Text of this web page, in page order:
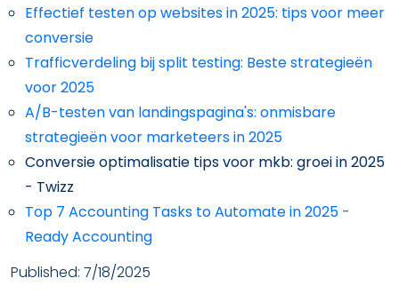
Effectief testen op websites in 2025: tips voor meer
conversie
Trafficverdeling bij split testing: Beste strategieën
voor 2025
A/B-testen van landingspagina's: onmisbare
strategieën voor marketeers in 2025
Conversie optimalisatie tips voor mkb: groei in 2025
- Twizz
Top 7 Accounting Tasks to Automate in 2025 -
Ready Accounting
Published: 7/18/2025